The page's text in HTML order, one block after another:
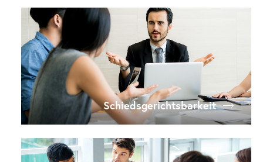
Schiedsgerichtsbarkeit